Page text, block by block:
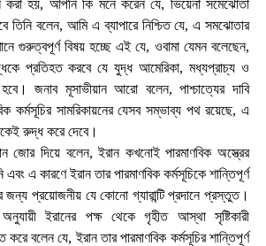
করা হয়, আপনি কি মনে করেন যে, ভিয়েনা সমেঝোতা
তিনি বলেন, আমি এ ব্যাপারে নিশ্চিত যে, এ সমঝোতার
গুরুত্বপূর্ণ বিষয় হচ্ছে এই যে, ওবামা যেমন বলেছেন,
প্রতিহত করবে যে যুদ্ধ আমেরিকা, মধ্যপ্রাচ্য ও
জনাব মূসাভীয়ান আরো বলেন, পাশ্চাত্যের দাবি
কর্মসূচির সামরিকায়নের যেসব সম্ভাব্য পথ রয়েছে, এ
রুদ্ধ করে দেবে।
জোর দিয়ে বলেন, ইরান কখনোই পারমাণবিক অস্ত্রের
এবং এ কারণে ইরান তার পারমাণবিক কর্মসূচিকে শান্তিপূর্ণ
জন্য প্রয়োজনীয় যে কোনো গ্যারান্টি প্রদানে প্রস্তুত।
ইরানের পক্ষ থেকে গৃহীত আস্থা সৃষ্টিকারী
করে বলেন যে, ইরান তার পারমাণবিক কর্মসূচির শান্তিপূর্ণ